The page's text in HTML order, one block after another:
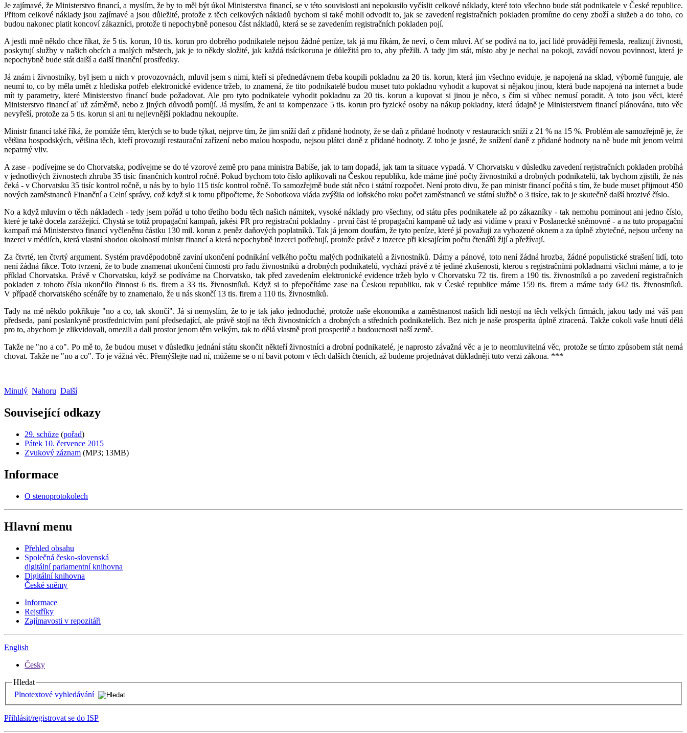
Je zajímavé, že Ministerstvo financí, a myslím, že by to měl být úkol Ministerstva financí, se v této souvislosti ani nepokusilo vyčíslit celkové náklady, které toto všechno bude stát podnikatele v České republice.
Přitom celkové náklady jsou zajímavé a jsou důležité, protože z těch celkových nákladů bychom si také mohli odvodit to, jak se zavedení registračních pokladen promítne do ceny zboží a služeb a do toho, co
budou nakonec platit koncoví zákazníci, protože ti nepochybně ponesou část nákladů, která se se zavedením registračních pokladen pojí.
A jestli mně někdo chce říkat, že 5 tis. korun, 10 tis. korun pro dobrého podnikatele nejsou žádné peníze, tak já mu říkám, že neví, o čem mluví. Ať se podívá na to, jací lidé provádějí řemesla, realizují živnosti,
poskytují služby v našich obcích a malých městech, jak je to někdy složité, jak každá tisícikoruna je důležitá pro to, aby přežili. A tady jim stát, místo aby je nechal na pokoji, zavádí novou povinnost, která je
nepochybně bude stát další a další finanční prostředky.
Já znám i živnostníky, byl jsem u nich v provozovnách, mluvil jsem s nimi, kteří si přednedávnem třeba koupili pokladnu za 20 tis. korun, která jim všechno eviduje, je napojená na sklad, výborně funguje, ale
neumí to, co by měla umět z hlediska potřeb elektronické evidence tržeb, to znamená, že tito podnikatelé budou muset tuto pokladnu vyhodit a kupovat si nějakou jinou, která bude napojená na internet a bude
mít ty parametry, které Ministerstvo financí bude požadovat. Ale pro tyto podnikatele vyhodit pokladnu za 20 tis. korun a kupovat si jinou je něco, s čím si vůbec nemusí poradit. A toto jsou věci, které
Ministerstvo financí ať už záměrně, nebo z jiných důvodů pomíjí. Já myslím, že ani ta kompenzace 5 tis. korun pro fyzické osoby na nákup pokladny, která údajně je Ministerstvem financí plánována, tuto věc
nevyřeší, protože za 5 tis. korun si ani tu nejlevnější pokladnu nekoupíte.
Ministr financí také říká, že pomůže těm, kterých se to bude týkat, nejprve tím, že jim sníží daň z přidané hodnoty, že se daň z přidané hodnoty v restauracích sníží z 21 % na 15 %. Problém ale samozřejmě je, že
většina hospodských, většina těch, kteří provozují restaurační zařízení nebo malou hospodu, nejsou plátci daně z přidané hodnoty. Z toho je jasné, že snížení daně z přidané hodnoty na ně bude mít jenom velmi
nepatrný vliv.
A zase - podívejme se do Chorvatska, podívejme se do té vzorové země pro pana ministra Babiše, jak to tam dopadá, jak tam ta situace vypadá. V Chorvatsku v důsledku zavedení registračních pokladen probíhá
v jednotlivých živnostech zhruba 35 tisíc finančních kontrol ročně. Pokud bychom toto číslo aplikovali na Českou republiku, kde máme jiné počty živnostníků a drobných podnikatelů, tak bychom zjistili, že nás
čeká - v Chorvatsku 35 tisíc kontrol ročně, u nás by to bylo 115 tisíc kontrol ročně. To samozřejmě bude stát něco i státní rozpočet. Není proto divu, že pan ministr financí počítá s tím, že bude muset přijmout 450
nových zaměstnanců Finanční a Celní správy, což když si k tomu připočteme, že Sobotkova vláda zvýšila od loňského roku počet zaměstnanců ve státní službě o 3 tisíce, tak to je skutečně další hrozivé číslo.
No a když mluvím o těch nákladech - tedy jsem pořád u toho třetího bodu těch našich námitek, vysoké náklady pro všechny, od státu přes podnikatele až po zákazníky - tak nemohu pominout ani jedno číslo,
které je také docela zarážející. Chystá se totiž propagační kampaň, jakési PR pro registrační pokladny - první část té propagační kampaně už tady asi vidíme v praxi v Poslanecké sněmovně - a na tuto propagační
kampaň má Ministerstvo financí vyčleněnu částku 130 mil. korun z peněz daňových poplatníků. Tak já jenom doufám, že tyto peníze, které já považuji za vyhozené oknem a za úplně zbytečné, nejsou určeny na
inzerci v médiích, která vlastní shodou okolností ministr financí a která nepochybně inzerci potřebují, protože právě z inzerce při klesajícím počtu čtenářů žijí a přežívají.
Za čtvrté, ten čtvrtý argument. Systém pravděpodobně zaviní ukončení podnikání velkého počtu malých podnikatelů a živnostníků. Dámy a pánové, toto není žádná hrozba, žádné populistické strašení lidí, toto
není žádná fikce. Toto tvrzení, že to bude znamenat ukončení činnosti pro řadu živnostníků a drobných podnikatelů, vychází právě z té jediné zkušenosti, kterou s registračními pokladnami všichni máme, a to je
příklad Chorvatska. Právě v Chorvatsku, když se podíváme na Chorvatsko, tak před zavedením elektronické evidence tržeb bylo v Chorvatsku 72 tis. firem a 190 tis. živnostníků a po zavedení registračních
pokladen z tohoto čísla ukončilo činnost 6 tis. firem a 33 tis. živnostníků. Když si to přepočítáme zase na Českou republiku, tak v České republice máme 159 tis. firem a máme tady 642 tis. živnostníků.
V případě chorvatského scénáře by to znamenalo, že u nás skončí 13 tis. firem a 110 tis. živnostníků.
Tady na mě někdo pokřikuje "no a co, tak skončí". Já si nemyslím, že to je tak jako jednoduché, protože naše ekonomika a zaměstnanost našich lidí nestojí na těch velkých firmách, jakou tady má váš pan
předseda, paní poslankyně prostřednictvím paní předsedající, ale právě stojí na těch živnostnících a drobných a středních podnikatelích. Bez nich je naše prosperita úplně ztracená. Takže cokoli vaše hnutí dělá
pro to, abychom je zlikvidovali, omezili a dali prostor jenom těm velkým, tak to dělá vlastně proti prosperitě a budoucnosti naší země.
Takže ne "no a co". Po mě to, že budou muset v důsledku jednání státu skončit někteří živnostníci a drobní podnikatelé, je naprosto závažná věc a je to neomluvitelná věc, protože se tímto způsobem stát nemá
chovat. Takže ne "no a co". To je vážná věc. Přemýšlejte nad ní, můžeme se o ní bavit potom v těch dalších čteních, až budeme projednávat důkladněji tuto verzi zákona. ***
Minulý Nahoru Další
Související odkazy
29. schůze (pořad)
Pátek 10. července 2015
Zvukový záznam (MP3; 13MB)
Informace
O stenoprotokolech
Hlavní menu
Přehled obsahu
Společná česko-slovenská
digitální parlamentní knihovna
Digitální knihovna
České sněmy
Informace
Rejstříky
Zajímavosti v repozitáři
English
Česky
Hledat
Plnotextové vyhledávání
Přihlásit/registrovat se do ISP